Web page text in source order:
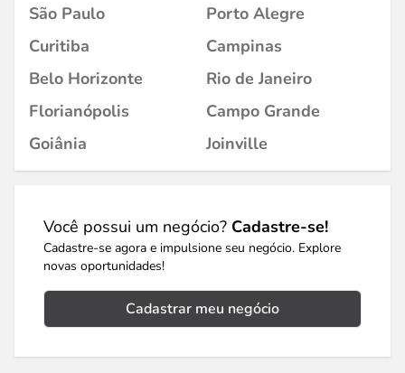
São Paulo
Porto Alegre
Curitiba
Campinas
Belo Horizonte
Rio de Janeiro
Florianópolis
Campo Grande
Goiânia
Joinville
Você possui um negócio? Cadastre-se!
Cadastre-se agora e impulsione seu negócio. Explore
novas oportunidades!
Cadastrar meu negócio